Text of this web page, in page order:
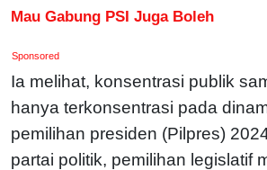
Mau Gabung PSI Juga Boleh
Sponsored
Ia melihat, konsentrasi publik
hanya terkonsentrasi pada
pemilihan presiden (Pilpres)
partai politik, pemilihan legislatif